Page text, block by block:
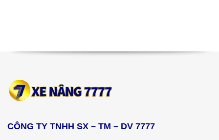
CÔNG TY TNHH SX – TM – DV 7777